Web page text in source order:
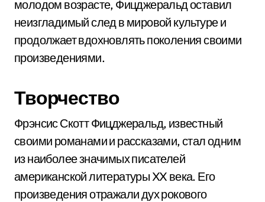
молодом возрасте, Фицджеральд оставил
неизгладимый след в мировой культуре и
продолжает вдохновлять поколения своими
произведениями.
Творчество
Фрэнсис Скотт Фицджеральд, известный
своими романами и рассказами, стал одним
из наиболее значимых писателей
американской литературы XX века. Его
произведения отражали дух рокового